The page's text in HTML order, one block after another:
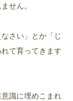
せん。
さい」とか「じ
て育ってきます
識に埋めこまれ